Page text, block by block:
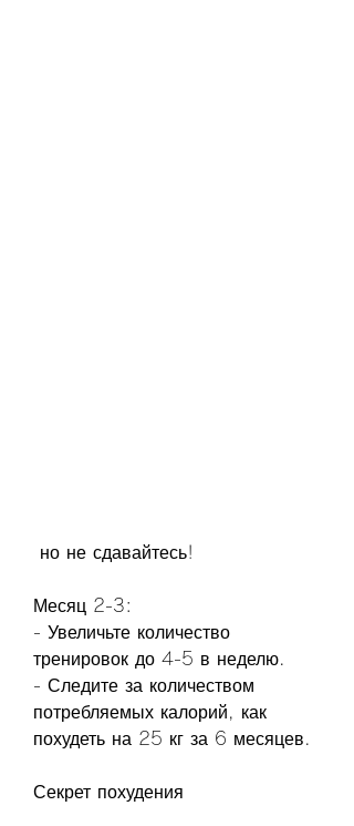
но не сдавайтесь!
Месяц 2-3:
- Увеличьте количество
тренировок до 4-5 в неделю.
- Следите за количеством
потребляемых калорий, как
похудеть на 25 кг за 6 месяцев.
Секрет похудения